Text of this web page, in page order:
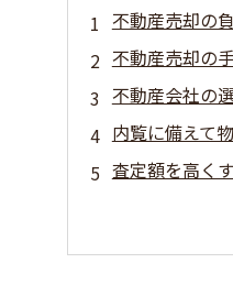
不動産売却の
不動産売却の
不動産会社の
内覧に備えて
査定額を高く